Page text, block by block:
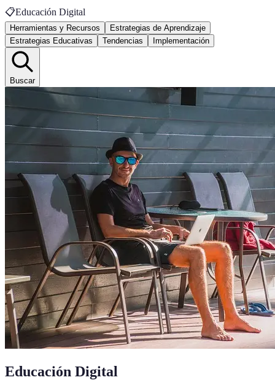
📋Educación Digital
Herramientas y Recursos
Estrategias de Aprendizaje
Estrategias Educativas
Tendencias Implementación
Buscar
Educación Digital